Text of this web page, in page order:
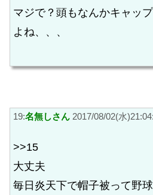
マジで？頭もなんかキャッ
よね、、、
19:名無しさん 2017/08/02(水
>>15
大丈夫
毎日炎天下で帽子被って野